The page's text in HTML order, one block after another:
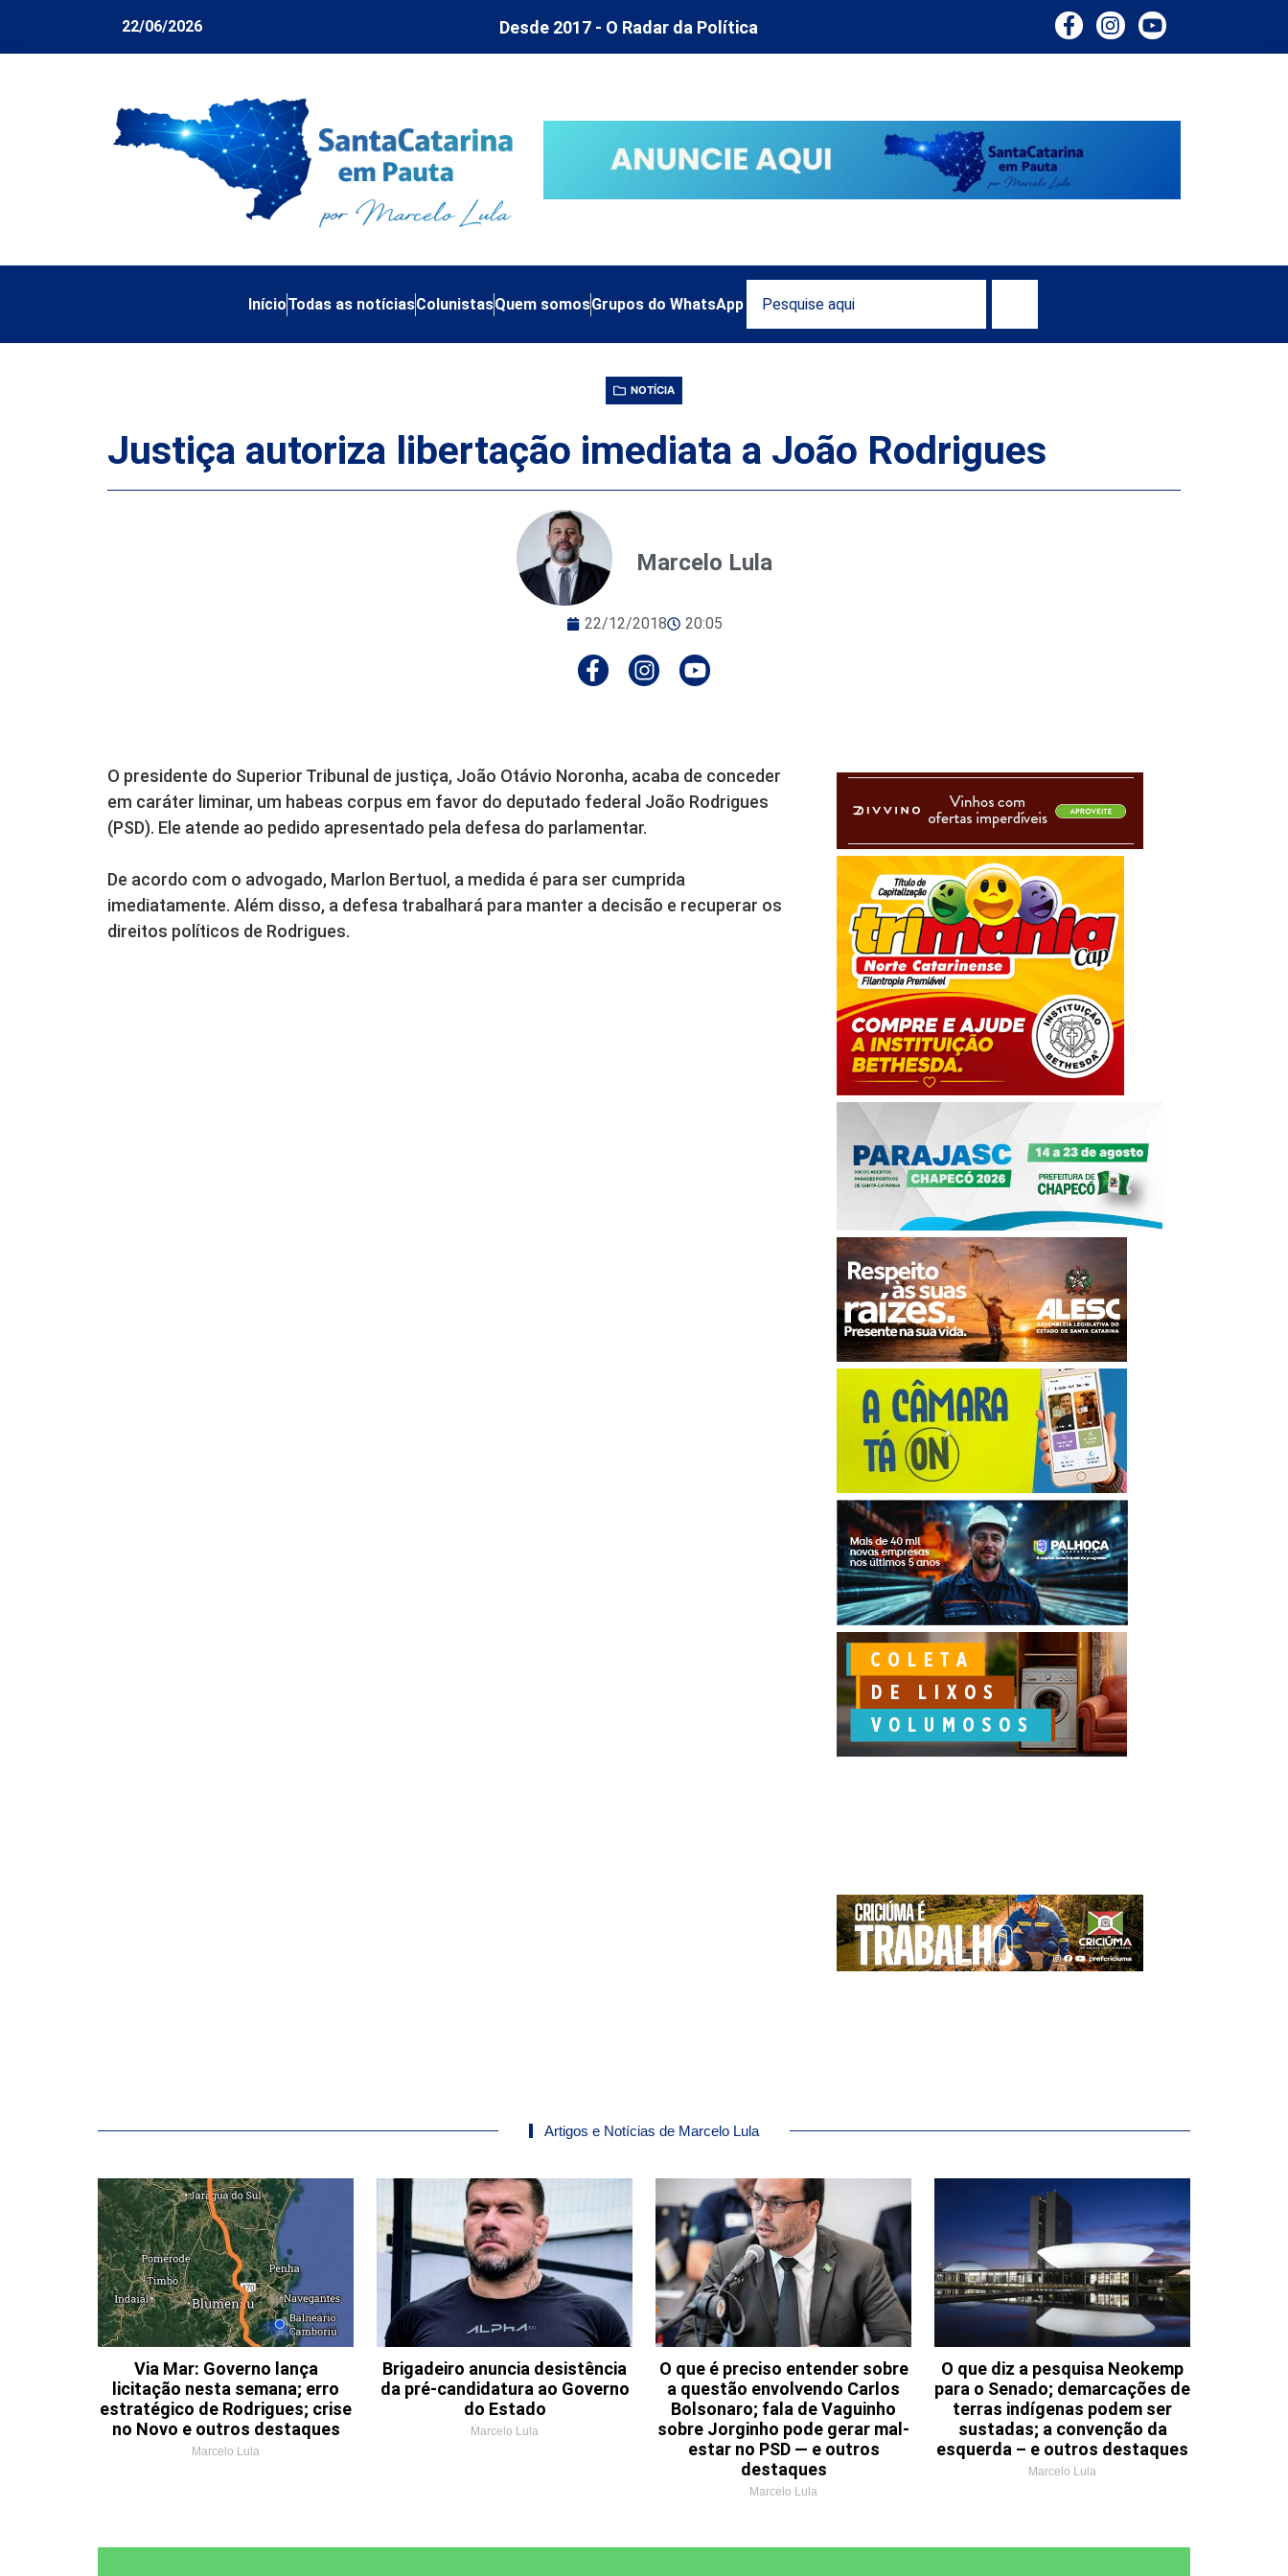
22/06/2026 Desde 2017 - O Radar da Política
InícioTodas as notíciasColunistasQuem somosGrupos do WhatsApp
NOTÍCIA
Justiça autoriza libertação imediata a João Rodrigues
Marcelo Lula
22/12/2018 20:05
O presidente do Superior Tribunal de justiça, João Otávio Noronha, acaba de conceder
em caráter liminar, um habeas corpus em favor do deputado federal João Rodrigues
(PSD). Ele atende ao pedido apresentado pela defesa do parlamentar.
De acordo com o advogado, Marlon Bertuol, a medida é para ser cumprida
imediatamente. Além disso, a defesa trabalhará para manter a decisão e recuperar os
direitos políticos de Rodrigues.
Artigos e Notícias de Marcelo Lula
Via Mar: Governo lança
licitação nesta semana; erro
estratégico de Rodrigues; crise
no Novo e outros destaques
Marcelo Lula
Brigadeiro anuncia desistência
da pré-candidatura ao Governo
do Estado
Marcelo Lula
O que é preciso entender sobre
a questão envolvendo Carlos
Bolsonaro; fala de Vaguinho
sobre Jorginho pode gerar mal-
estar no PSD — e outros
destaques
Marcelo Lula
O que diz a pesquisa Neokemp
para o Senado; demarcações de
terras indígenas podem ser
sustadas; a convenção da
esquerda – e outros destaques
Marcelo Lula